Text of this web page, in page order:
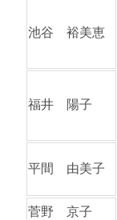
池谷 裕美恵
福井 陽子
平間 由美子
菅野 京子